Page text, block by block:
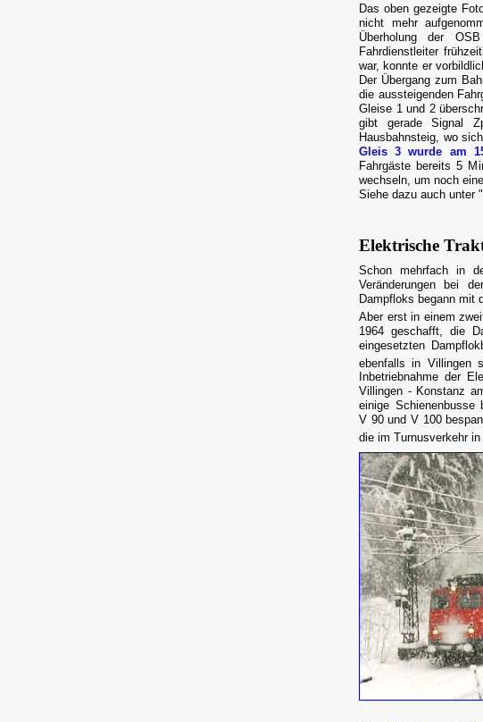
Das oben gezeigte
nicht mehr
Überholung der
Fahrdienstleiter
war, konnte er
Der Übergang zum
die aussteigenden
Gleise 1 und 2
gibt gerade Signal
Hausbahnsteig, wo
Gleis 3 wurde am
Fahrgäste bereits 5
wechseln, um noch
Siehe dazu auch unter
Elektrische
Schon mehrfach in
Veränderungen bei
Dampfloks begann mit
Aber erst in einem
1964 geschafft, die
eingesetzten
ebenfalls in Villingen
Inbetriebnahme der
Villingen - Konstanz
einige
V 90 und V 100
die im Turnusverkehr